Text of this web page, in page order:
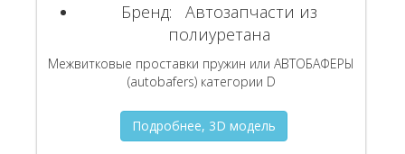
Бренд:
Автозапчасти из
полиуретана
Межвитковые проставки пружин или АВТОБАФЕРЫ
(autobafers) категории D
Подробнее, 3D модель